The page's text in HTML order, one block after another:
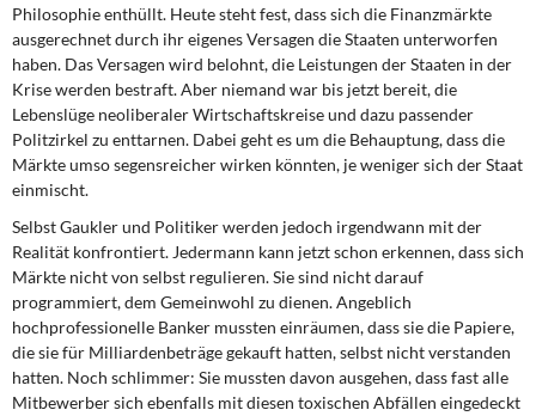
Philosophie enthüllt. Heute steht fest, dass sich die Finanzmärkte
ausgerechnet durch ihr eigenes Versagen die Staaten unterworfen
haben. Das Versagen wird belohnt, die Leistungen der Staaten in der
Krise werden bestraft. Aber niemand war bis jetzt bereit, die
Lebenslüge neoliberaler Wirtschaftskreise und dazu passender
Politzirkel zu enttarnen. Dabei geht es um die Behauptung, dass die
Märkte umso segensreicher wirken könnten, je weniger sich der Staat
einmischt.
Selbst Gaukler und Politiker werden jedoch irgendwann mit der
Realität konfrontiert. Jedermann kann jetzt schon erkennen, dass sich
Märkte nicht von selbst regulieren. Sie sind nicht darauf
programmiert, dem Gemeinwohl zu dienen. Angeblich
hochprofessionelle Banker mussten einräumen, dass sie die Papiere,
die sie für Milliardenbeträge gekauft hatten, selbst nicht verstanden
hatten. Noch schlimmer: Sie mussten davon ausgehen, dass fast alle
Mitbewerber sich ebenfalls mit diesen toxischen Abfällen eingedeckt